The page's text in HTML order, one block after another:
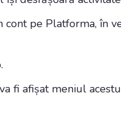
cont pe Platforma, în
fi afișat meniul